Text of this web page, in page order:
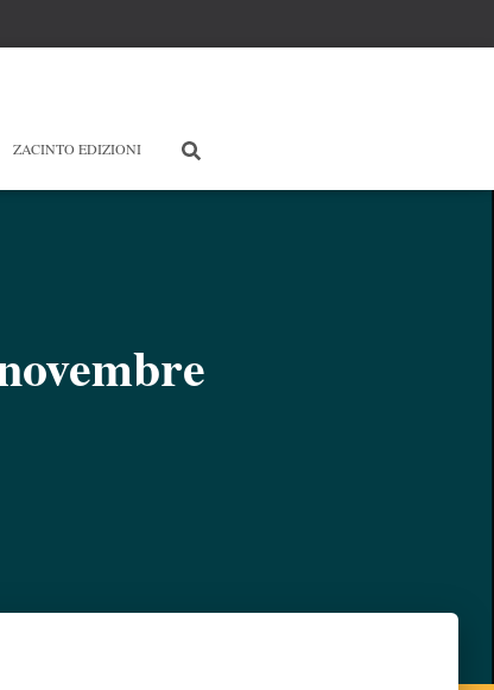
ZACINTO EDIZIONI